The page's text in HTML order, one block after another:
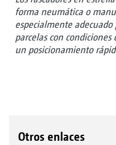
forma neumática o
especialmente
parcelas con
un posicionamiento
Otros enlaces